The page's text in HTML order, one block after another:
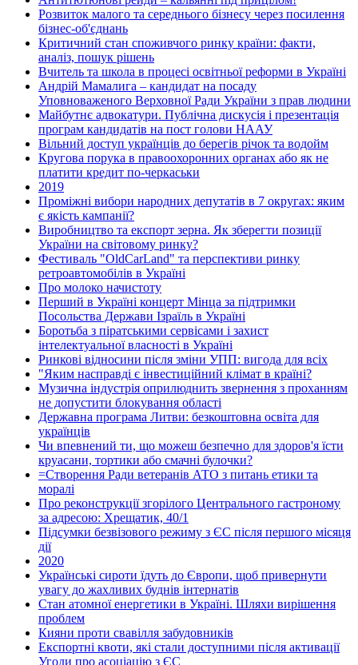
Розвиток малого та середнього бізнесу через посилення
бізнес-об'єднань
Критичний стан споживчого ринку країни: факти,
аналіз, пошук рішень
Вчитель та школа в процесі освітньої реформи в Україні
Андрій Мамалига – кандидат на посаду
Уповноваженого Верховної Ради України з прав людини
Майбутнє адвокатури. Публічна дискусія і презентація
програм кандидатів на пост голови НААУ
Вільний доступ українців до берегів річок та водойм
Кругова порука в правоохоронних органах або як не
платити кредит по-черкаськи
2019
Проміжні вибори народних депутатів в 7 округах: яким
є якість кампанії?
Виробництво та експорт зерна. Як зберегти позиції
України на світовому ринку?
Фестиваль "OldCarLand" та перспективи ринку
ретроавтомобілів в Україні
Про молоко начистоту
Перший в Україні концерт Мінца за підтримки
Посольства Держави Ізраїль в Україні
Боротьба з піратськими сервісами і захист
інтелектуальної власності в Україні
Ринкові відносини після зміни УПП: вигода для всіх
"Яким насправді є інвестиційний клімат в країні?
Музична індустрія оприлюднить звернення з проханням
не допустити блокування області
Державна програма Литви: безкоштовна освіта для
українців
Чи впевнений ти, що можеш безпечно для здоров'я їсти
круасани, тортики або смачні булочки?
=Створення Ради ветеранів АТО з питань етики та
моралі
Про реконструкції згорілого Центрального гастроному
за адресою: Хрещатик, 40/1
Підсумки безвізового режиму з ЄС після першого місяця
дії
2020
Українські сироти їдуть до Європи, щоб привернути
увагу до жахливих буднів інтернатів
Стан атомної енергетики в Україні. Шляхи вирішення
проблем
Кияни проти свавілля забудовників
Експортні квоти, які стали доступними після активації
Угоди про асоціацію з ЄС